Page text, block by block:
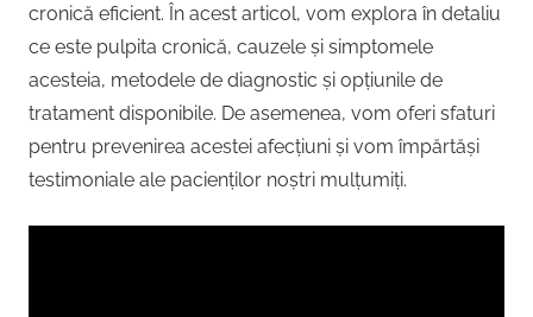
cronică eficient. În acest articol, vom explora în detaliu
ce este pulpita cronică, cauzele și simptomele
acesteia, metodele de diagnostic și opțiunile de
tratament disponibile. De asemenea, vom oferi sfaturi
pentru prevenirea acestei afecțiuni și vom împărtăși
testimoniale ale pacienților noștri mulțumiți.